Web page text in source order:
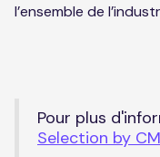
l’ensemble de
Pour plus
Selection by